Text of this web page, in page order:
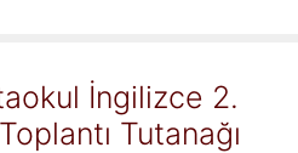
İngilizce 2.
Tutanağı